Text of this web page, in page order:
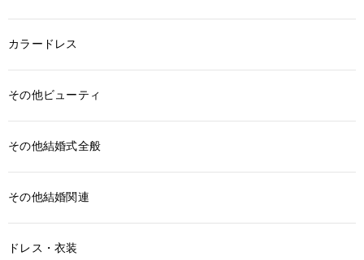
カラードレス
その他ビューティ
その他結婚式全般
その他結婚関連
ドレス・衣装